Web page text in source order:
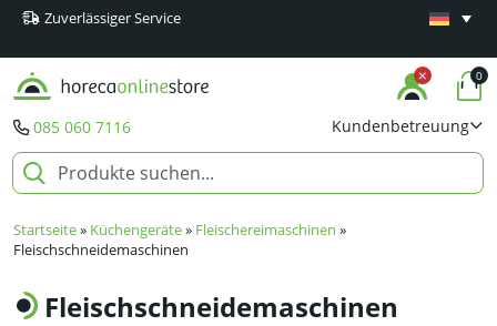
Zuverlässiger Service
085 060 7116 Kundenbetreuung
0
Startseite» Küchengeräte» Fleischereimaschinen »
Fleischschneidemaschinen
Fleischschneidemaschinen